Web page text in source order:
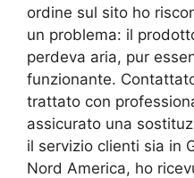
ordine sul sito ho
un problema: il
perdeva aria, pur
funzionante.
trattato con
assicurato una
il servizio clienti sia in
Nord America, ho